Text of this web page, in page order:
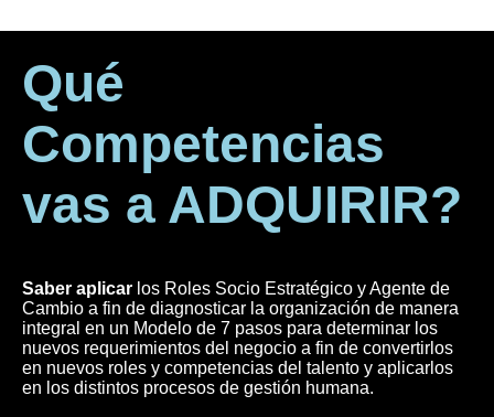
Qué
Competencias
vas a ADQUIRIR?
Saber aplicar los Roles Socio Estratégico y Agente de
Cambio a fin de diagnosticar la organización de manera
integral en un Modelo de 7 pasos para determinar los
nuevos requerimientos del negocio a fin de convertirlos
en nuevos roles y competencias del talento y aplicarlos
en los distintos procesos de gestión humana.